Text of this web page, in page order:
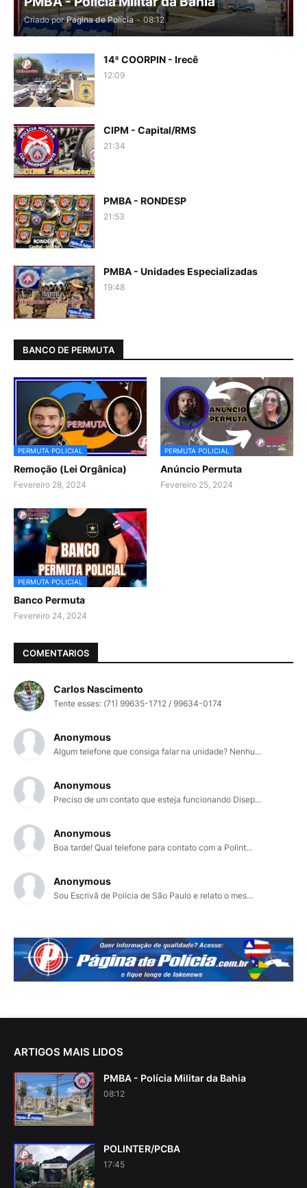
Criado por Pagina de Polícia - 08:12
14ª COORPIN - Irecê
12:09
CIPM - Capital/RMS
21:34
PMBA - RONDESP
21:53
PMBA - Unidades Especializadas
19:48
BANCO DE PERMUTA
PERMUTA POLICIAL
Remoção (Lei Orgânica)
Fevereiro 28, 2024
PERMUTA POLICIAL
Anúncio Permuta
Fevereiro 25, 2024
PERMUTA POLICIAL
Banco Permuta
Fevereiro 24, 2024
COMENTARIOS
Carlos Nascimento
Tente esses: (71) 99635-1712 / 99634-0174
Anonymous
Algum telefone que consiga falar na unidade? Nenhu...
Anonymous
Preciso de um contato que esteja funcionando Disep...
Anonymous
Boa tarde! Qual telefone para contato com a Polint...
Anonymous
Sou Escrivã de Polícia de São Paulo e relato o mes...
ARTIGOS MAIS LIDOS
PMBA - Polícia Militar da Bahia
08:12
POLINTER/PCBA
17:45